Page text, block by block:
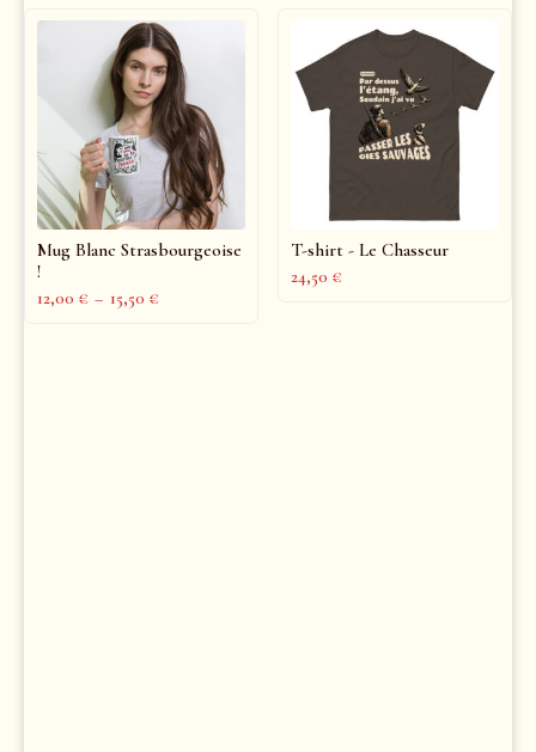
Mug Blanc Strasbourgeoise
!
12,00 € – 15,50 €
T-shirt - Le Chasseur
24,50 €